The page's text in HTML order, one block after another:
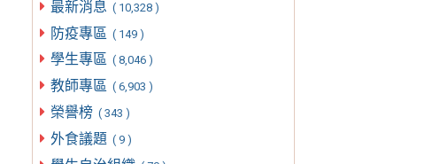
最新消息 ( 10,328 )
防疫專區 ( 149 )
學生專區 ( 8,046 )
教師專區 ( 6,903 )
榮譽榜 ( 343 )
外食議題 ( 9 )